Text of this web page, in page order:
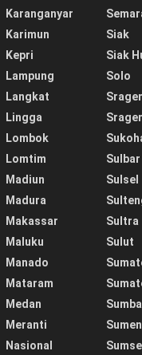
Karanganyar
Karimun
Kepri
Lampung
Langkat
Lingga
Lombok
Lomtim
Madiun
Madura
Makassar
Maluku
Manado
Mataram
Medan
Meranti
Nasional
Siak
Siak
Solo
Sulbar
Sulsel
Sultra
Sulut
Sumsel